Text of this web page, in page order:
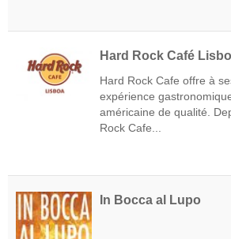
Hard Rock Café
Hard Rock Cafe offre à
expérience
américaine de qualité.
Rock Cafe...
In Bocca al Lupo